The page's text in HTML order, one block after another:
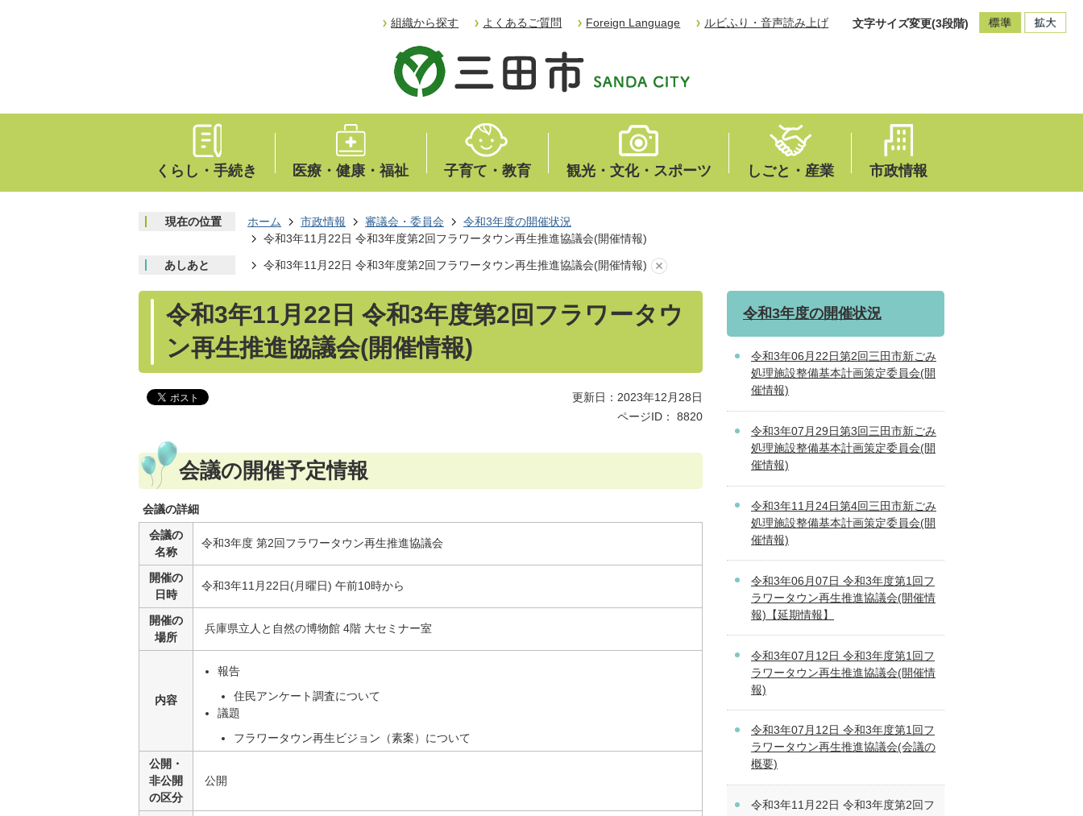
組織から探す よくあるご質問 Foreign Language ルビふり・音声読み上げ 文字サイズ変更(3段階)
くらし・手続き 医療・健康・福祉 子育て・教育 観光・文化・スポーツ しごと・産業 市政情報
現在の位置 ホーム 市政情報 審議会・委員会
令和3年度の開催状況
令和3年11月22日 令和3年度第2回フラワータウン再生推進協議会(開催情報)
あしあと 令和3年11月22日 令和3年度第2回フラワータウン再生推進協議会(開催情報)
令和3年11月22日 令和3年度第2回フラワータウ
ン再生推進協議会(開催情報)
更新日：2023年12月28日
ページID：
8820
会議の開催予定情報
会議の詳細
会議の
名称
令和3年度 第2回フラワータウン再生推進協議会
開催の
日時
令和3年11月22日(月曜日) 午前10時から
開催の
場所
兵庫県立人と自然の博物館 4階 大セミナー室
内容
報告
住民アンケート調査について
議題
フラワータウン再生ビジョン（素案）について
公開・
非公開
の区分
公開
令和3年度の開催状況
令和3年06月22日第2回三田市新ごみ
処理施設整備基本計画策定委員会(開
催情報)
令和3年07月29日第3回三田市新ごみ
処理施設整備基本計画策定委員会(開
催情報)
令和3年11月24日第4回三田市新ごみ
処理施設整備基本計画策定委員会(開
催情報)
令和3年06月07日 令和3年度第1回フ
ラワータウン再生推進協議会(開催情
報)【延期情報】
令和3年07月12日 令和3年度第1回フ
ラワータウン再生推進協議会(開催情
報)
令和3年07月12日 令和3年度第1回フ
ラワータウン再生推進協議会(会議の
概要)
令和3年11月22日 令和3年度第2回フ